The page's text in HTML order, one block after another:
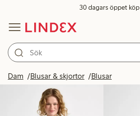
30 dagars öppet köp
Dam Blusar & skjortor Blusar